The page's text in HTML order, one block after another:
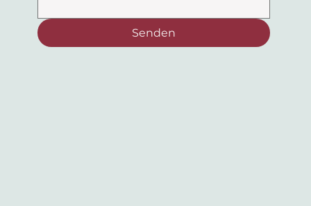
Senden